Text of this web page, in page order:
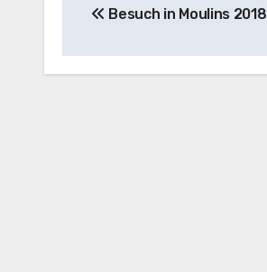
Besuch in Moulins 2018